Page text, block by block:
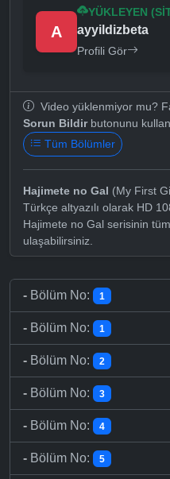
A
YÜKLEYEN
ayyildizbeta
Profili Gör
Video yüklenmiyor mu?
Sorun Bildirbutonunu
Tüm Bölümler
Hajimete no Gal (My First
Türkçe altyazılı olarak HD
Hajimete no Gal serisinin
ulaşabilirsiniz.
- Bölüm No: 1
- Bölüm No: 1
- Bölüm No: 2
- Bölüm No: 3
- Bölüm No: 4
- Bölüm No: 5